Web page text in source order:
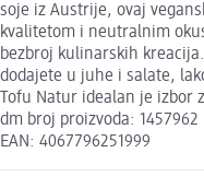
soje iz Austrije, ovaj
kvalitetom i neutralnim
bezbroj kulinarskih
dodajete u juhe i salate,
Tofu Natur idealan je
dm broj proizvoda: 1457962
EAN: 4067796251999